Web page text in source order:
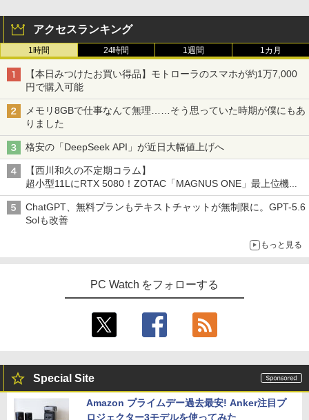
D256GB/Win11Pro/HDMI/DP/MousePr
o】【中古/送料無料】※沖縄・離島を除
く
3
【正規永久版Office付き】NiPoGi ミニp
ws11 Pro 12GB+256GB SSD (4TB拡大
可能) 4K 静音 高速熱放散 小型超軽量ミ
ニパソコン豊富なインターフェース USB
3.2/HDMI 2.0×2 高速2.4G/5GWi-Fi BT4.
2 省電力 小型パソコン
￥39,980
GB 新品M.2SSD256GB 512GB office付
き デスクトップパソコン 中古パソコン P
600 G5 G4 モニタ セット オフィス 2024
搭載 選択可 8世代 10世代 DELL 1311a
【中古】富士通 ESPRIMO D588 整備済
チスクリーン タッチ機能付き液晶パネル
修理交換用液晶タッチパネル ベゼル付き
￥13,800
3
モニター 27インチ 144Hz FHD pcモニタ
ー フリッカーレス FullHD ブルーライト
44hz pcモニター Adaptive-Sync ブラッ
ク MAXZEN MJM27IC01 MJM27IC04-F
144 マクスゼン
￥13,480
＼本日限定500円値下げ／＼楽天1位！20
26年最新の超軽量超薄型／モバイルモニ
デル選択 非光沢 IPSパネル Type-C HDM
I 軽量 薄型 リモートワーク ディスプレイ
￥12,480
5
Dell Technologies P2422H プロフェッ
ショナルシリーズ 23.8インチワイドモニ
タ / 1920×1080 / HDMI、VGA、Display
3
魔女と傭兵（9） 【電子書籍】[ 宮木真人
]
￥792
4
怪異の民俗学【全8巻】セット [ 小松 和
彦 ]
￥25,300
アクセスランキング
1時間 24時間 1週間 1カ月
【本日みつけたお買い得品】モトローラのスマホが約1万7,000
円で購入可能
メモリ8GBで仕事なんて無理……そう思っていた時期が僕にもあ
りました
格安の「DeepSeek API」が近日大幅値上げへ
【西川和久の不定期コラム】
超小型11LにRTX 5080！ZOTAC「MAGNUS ONE」最上位機の
実力を探る
ChatGPT、無料プランもテキストチャットが無制限に。GPT-5.6
Solも改善
もっと見る
PC Watch をフォローする
Special Site
Amazon プライムデー過去最安! Anker注目プ
ロジェクター3モデルを使ってみた